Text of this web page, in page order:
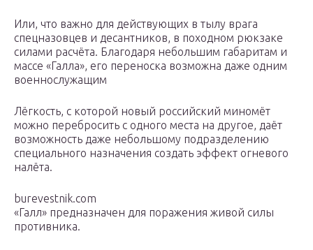
Или, что важно для действующих в тылу врага
спецназовцев и десантников, в походном рюкзаке
силами расчёта. Благодаря небольшим габаритам и
массе «Галла», его переноска возможна даже одним
военнослужащим
Лёгкость, с которой новый российский миномёт
можно перебросить с одного места на другое, даёт
возможность даже небольшому подразделению
специального назначения создать эффект огневого
налёта.
burevestnik.com
«Галл» предназначен для поражения живой силы
противника.